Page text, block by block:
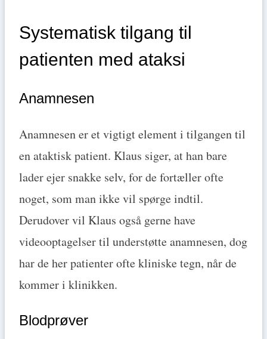
Systematisk tilgang til
patienten med ataksi
Anamnesen
Anamnesen er et vigtigt element i tilgangen til
en ataktisk patient. Klaus siger, at han bare
lader ejer snakke selv, for de fortæller ofte
noget, som man ikke vil spørge indtil.
Derudover vil Klaus også gerne have
videooptagelser til understøtte anamnesen, dog
har de her patienter ofte kliniske tegn, når de
kommer i klinikken.
Blodprøver